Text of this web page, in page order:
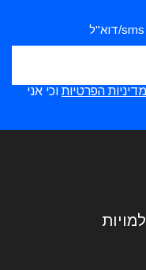
מדיניות הפרטיות וכי אני